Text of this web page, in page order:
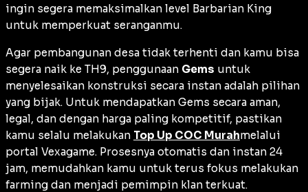
ingin segera memaksimalkan level Barbarian King
untuk memperkuat seranganmu.
Agar pembangunan desa tidak terhenti dan kamu bisa
segera naik ke TH9, penggunaan Gems untuk
menyelesaikan konstruksi secara instan adalah pilihan
yang bijak. Untuk mendapatkan Gems secara aman,
legal, dan dengan harga paling kompetitif, pastikan
kamu selalu melakukan Top Up COC Murahmelalui
portal Vexagame. Prosesnya otomatis dan instan 24
jam, memudahkan kamu untuk terus fokus melakukan
farming dan menjadi pemimpin klan terkuat.